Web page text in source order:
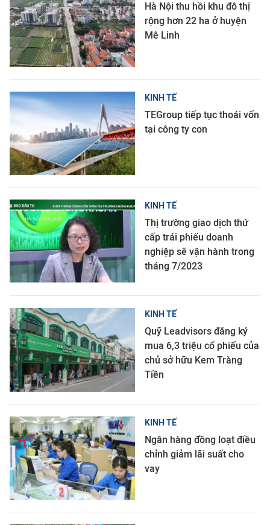
Hà Nội thu hồi khu đô thị
rộng hơn 22 ha ở huyện
Mê Linh
KINH TẾ
TEGroup tiếp tục thoái vốn
tại công ty con
KINH TẾ
Thị trường giao dịch thứ
cấp trái phiếu doanh
nghiệp sẽ vận hành trong
tháng 7/2023
KINH TẾ
Quỹ Leadvisors đăng ký
mua 6,3 triệu cổ phiếu của
chủ sở hữu Kem Tràng
Tiền
KINH TẾ
Ngân hàng đồng loạt điều
chỉnh giảm lãi suất cho
vay